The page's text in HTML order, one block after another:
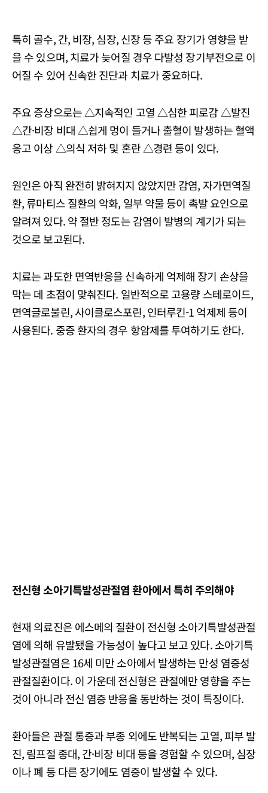
특히 골수, 간, 비장, 심장, 신장 등 주요 장기가 영향을 받
을 수 있으며, 치료가 늦어질 경우 다발성 장기부전으로 이
어질 수 있어 신속한 진단과 치료가 중요하다.
주요 증상으로는 △지속적인 고열 △심한 피로감 △발진
△간·비장 비대 △쉽게 멍이 들거나 출혈이 발생하는 혈액
응고 이상 △의식 저하 및 혼란 △경련 등이 있다.
원인은 아직 완전히 밝혀지지 않았지만 감염, 자가면역질
환, 류마티스 질환의 악화, 일부 약물 등이 촉발 요인으로
알려져 있다. 약 절반 정도는 감염이 발병의 계기가 되는
것으로 보고된다.
치료는 과도한 면역반응을 신속하게 억제해 장기 손상을
막는 데 초점이 맞춰진다. 일반적으로 고용량 스테로이드,
면역글로불린, 사이클로스포린, 인터루킨-1 억제제 등이
사용된다. 중증 환자의 경우 항암제를 투여하기도 한다.
전신형 소아기특발성관절염 환아에서 특히 주의해야
현재 의료진은 에스메의 질환이 전신형 소아기특발성관절
염에 의해 유발됐을 가능성이 높다고 보고 있다. 소아기특
발성관절염은 16세 미만 소아에서 발생하는 만성 염증성
관절질환이다. 이 가운데 전신형은 관절에만 영향을 주는
것이 아니라 전신 염증 반응을 동반하는 것이 특징이다.
환아들은 관절 통증과 부종 외에도 반복되는 고열, 피부 발
진, 림프절 종대, 간·비장 비대 등을 경험할 수 있으며, 심장
이나 폐 등 다른 장기에도 염증이 발생할 수 있다.